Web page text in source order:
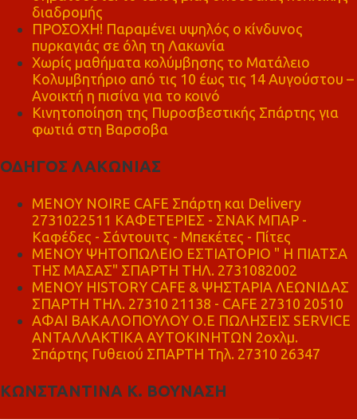
διαδρομής
ΠΡΟΣΟΧΗ! Παραμένει υψηλός ο κίνδυνος
πυρκαγιάς σε όλη τη Λακωνία
Χωρίς μαθήματα κολύμβησης το Ματάλειο
Κολυμβητήριο από τις 10 έως τις 14 Αυγούστου –
Ανοικτή η πισίνα για το κοινό
Κινητοποίηση της Πυροσβεστικής Σπάρτης για
φωτιά στη Βαρσοβα
ΟΔΗΓΟΣ ΛΑΚΩΝΙΑΣ
MENOY NOIRE CAFE Σπάρτη και Delivery
2731022511 ΚΑΦΕΤΕΡΙΕΣ - ΣΝΑΚ ΜΠΑΡ -
Καφέδες - Σάντουιτς - Μπεκέτες - Πίτες
ΜΕΝΟΥ ΨΗΤΟΠΩΛΕΙΟ ΕΣΤΙΑΤΟΡΙΟ " Η ΠΙΑΤΣΑ
ΤΗΣ ΜΑΣΑΣ" ΣΠΑΡΤΗ ΤΗΛ. 2731082002
ΜΕΝΟΥ HISTORY CAFE & ΨΗΣΤΑΡΙΑ ΛΕΩΝΙΔΑΣ
ΣΠΑΡΤΗ ΤΗΛ. 27310 21138 - CAFE 27310 20510
ΑΦΑΙ ΒΑΚΑΛΟΠΟΥΛΟΥ Ο.Ε ΠΩΛΗΣΕΙΣ SERVICE
ΑΝΤΑΛΛΑΚΤΙΚΑ ΑΥΤΟΚΙΝΗΤΩΝ 2οχλμ.
Σπάρτης Γυθειού ΣΠΑΡΤΗ Τηλ. 27310 26347
ΚΩΝΣΤΑΝΤΙΝΑ Κ. ΒΟΥΝΑΣΗ